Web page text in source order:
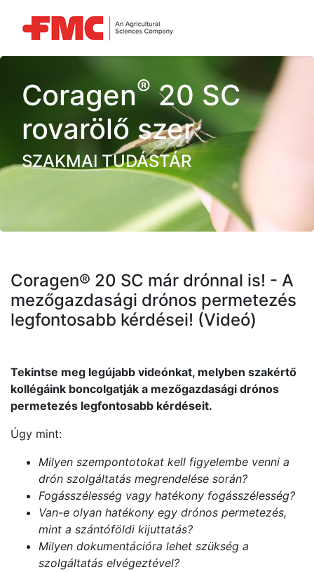
Coragen®20 SC
rovarölő szer
SZAKMAI TUDÁSTÁR
Coragen® 20 SC már drónnal is! - A
mezőgazdasági drónos permetezés
legfontosabb kérdései! (Videó)
Tekintse meg legújabb videónkat, melyben szakértő
kollégáink boncolgatják a mezőgazdasági drónos
permetezés legfontosabb kérdéseit.
Úgy mint:
Milyen szempontotokat kell figyelembe venni a
drón szolgáltatás megrendelése során?
Fogásszélesség vagy hatékony fogásszélesség?
Van-e olyan hatékony egy drónos permetezés,
mint a szántóföldi kijuttatás?
Milyen dokumentációra lehet szükség a
szolgáltatás elvégeztével?